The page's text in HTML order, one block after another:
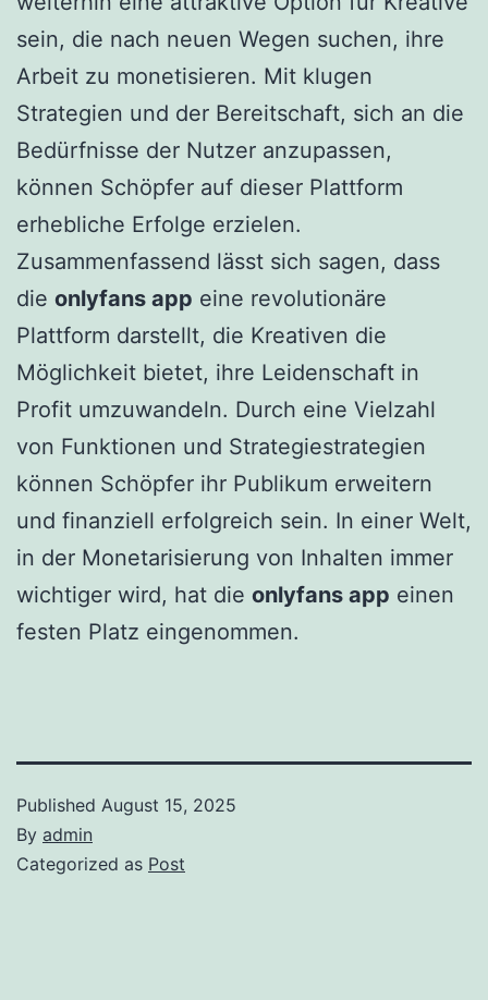
sein, die nach neuen Wegen suchen, ihre
Arbeit zu monetisieren. Mit klugen
Strategien und der Bereitschaft, sich an die
Bedürfnisse der Nutzer anzupassen,
können Schöpfer auf dieser Plattform
erhebliche Erfolge erzielen.
Zusammenfassend lässt sich sagen, dass
die onlyfans app eine revolutionäre
Plattform darstellt, die Kreativen die
Möglichkeit bietet, ihre Leidenschaft in
Profit umzuwandeln. Durch eine Vielzahl
von Funktionen und Strategiestrategien
können Schöpfer ihr Publikum erweitern
und finanziell erfolgreich sein. In einer Welt,
in der Monetarisierung von Inhalten immer
wichtiger wird, hat die onlyfans app einen
festen Platz eingenommen.
Published August 15, 2025
By admin
Categorized as Post